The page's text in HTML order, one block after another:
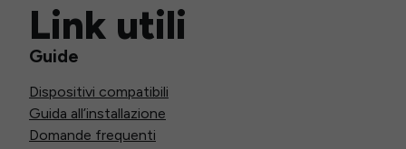
Link utili
Guide
Dispositivi compatibili
Guida all’installazione
Domande frequenti